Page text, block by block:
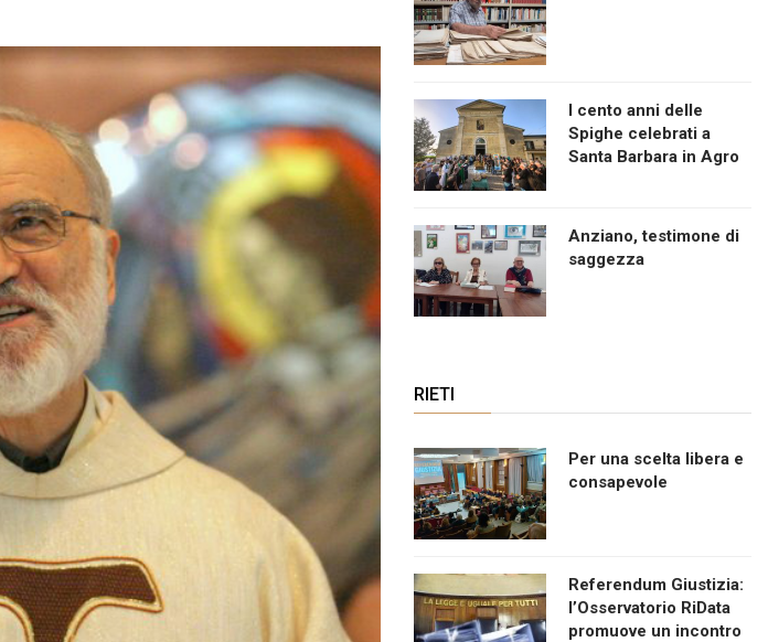
I cento anni delle
Spighe celebrati a
Santa Barbara in Agro
Anziano, testimone di
saggezza
RIETI
Per una scelta libera e
consapevole
Referendum Giustizia:
l’Osservatorio RiData
promuove un incontro